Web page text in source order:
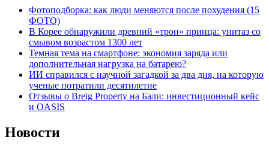
Фотоподборка: как люди меняются после похудения (15
ФОТО)
В Корее обнаружили древний «трон» принца: унитаз со
смывом возрастом 1300 лет
Темная тема на смартфоне: экономия заряда или
дополнительная нагрузка на батарею?
ИИ справился с научной загадкой за два дня, на которую
ученые потратили десятилетие
Отзывы о Breig Property на Бали: инвестиционный кейс
и OASIS
Новости